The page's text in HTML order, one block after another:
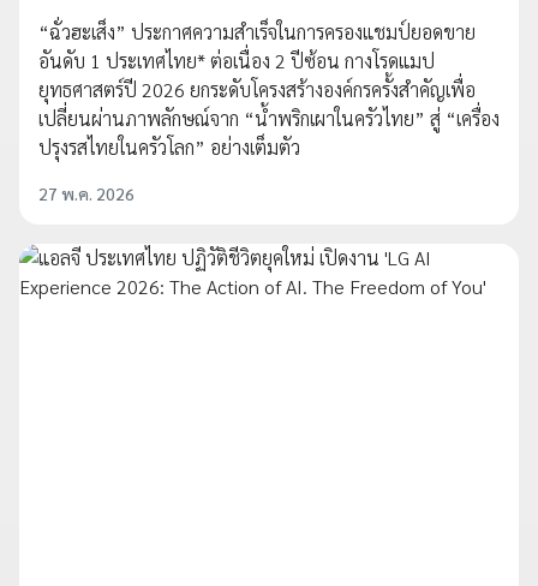
“ฉั่วฮะเส็ง” ประกาศความสำเร็จในการครองแชมป์ยอดขาย
อันดับ 1 ประเทศไทย* ต่อเนื่อง 2 ปีซ้อน กางโรดแมป
ยุทธศาสตร์ปี 2026 ยกระดับโครงสร้างองค์กรครั้งสำคัญเพื่อ
เปลี่ยนผ่านภาพลักษณ์จาก “น้ำพริกเผาในครัวไทย” สู่ “เครื่อง
ปรุงรสไทยในครัวโลก” อย่างเต็มตัว
27 พ.ค. 2026